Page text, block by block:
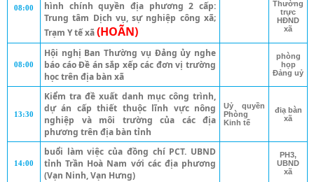
08:00
hình chính quyền địa phương 2 cấp:
Trung tâm Dịch vụ, sự nghiệp công xã;
Trạm Y tế xã(HOÃN)
Thường
trực
HĐND
xã
08:00
Hội nghị Ban Thường vụ Đảng ủy nghe
báo cáo Đề án sắp xếp các đơn vị trường
học trên địa bàn xã
phòng
họp
Đảng uỷ
13:30
Kiểm tra đề xuất danh mục công trình,
dự án cấp thiết thuộc lĩnh vực nông
nghiệp và môi trường của các địa
phương trên địa bàn tỉnh
Uỷ quyền
Phòng
Kinh tế
điạ bàn
xã
14:00
buổi làm việc của đồng chí PCT. UBND
tỉnh Trần Hoà Nam với các địa phương
(Vạn Ninh, Vạn Hưng)
PH3,
UBND
xã